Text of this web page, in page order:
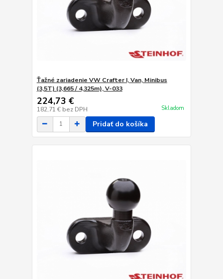
Ťažné zariadenie VW Crafter I, Van, Minibus
(3,5T) (3,665 / 4,325m), V-033
224,73 €
182,71 € bez DPH Skladom
Pridať do košíka